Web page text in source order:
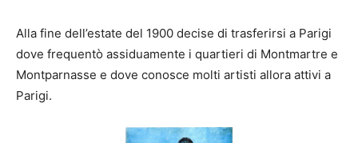
Alla fine dell’estate del 1900 decise di trasferirsi a Parigi
dove frequentò assiduamente i quartieri di Montmartre e
Montparnasse e dove conosce molti artisti allora attivi a
Parigi.